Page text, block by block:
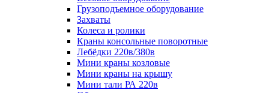
Грузоподъемное оборудование
Захваты
Колеса и ролики
Краны консольные поворотные
Лебёдки 220в/380в
Мини краны козловые
Мини краны на крышу
Мини тали РА 220в